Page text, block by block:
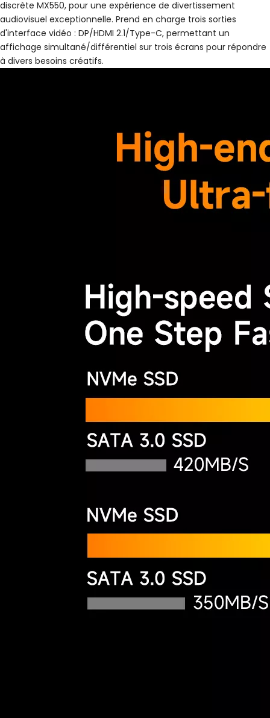
discrète MX550, pour une expérience de divertissement
audiovisuel exceptionnelle. Prend en charge trois sorties
d'interface vidéo : DP/HDMI 2.1/Type-C, permettant un
affichage simultané/différentiel sur trois écrans pour répondre
à divers besoins créatifs.